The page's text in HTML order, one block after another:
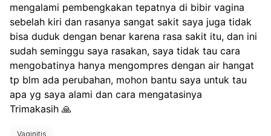
mengalami pembengkakan tepatnya di bibir vagina
sebelah kiri dan rasanya sangat sakit saya juga tidak
bisa duduk dengan benar karena rasa sakit itu, dan ini
sudah seminggu saya rasakan, saya tidak tau cara
mengobatinya hanya mengompres dengan air hangat
tp blm ada perubahan, mohon bantu saya untuk tau
apa yg saya alami dan cara mengatasinya
Trimakasih 🙏
Vaginitis